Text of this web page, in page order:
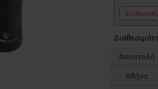
Σύνδεση/
Αποστολή
Αθήνα